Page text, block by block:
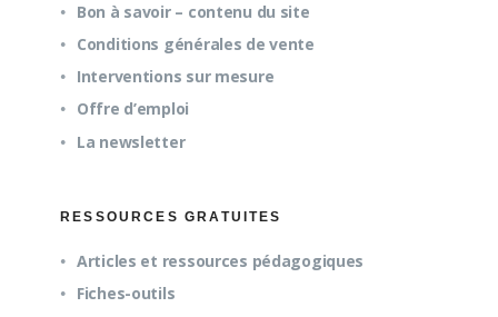
Bon à savoir – contenu du site
Conditions générales de vente
Interventions sur mesure
Offre d’emploi
La newsletter
RESSOURCES GRATUITES
Articles et ressources pédagogiques
Fiches-outils